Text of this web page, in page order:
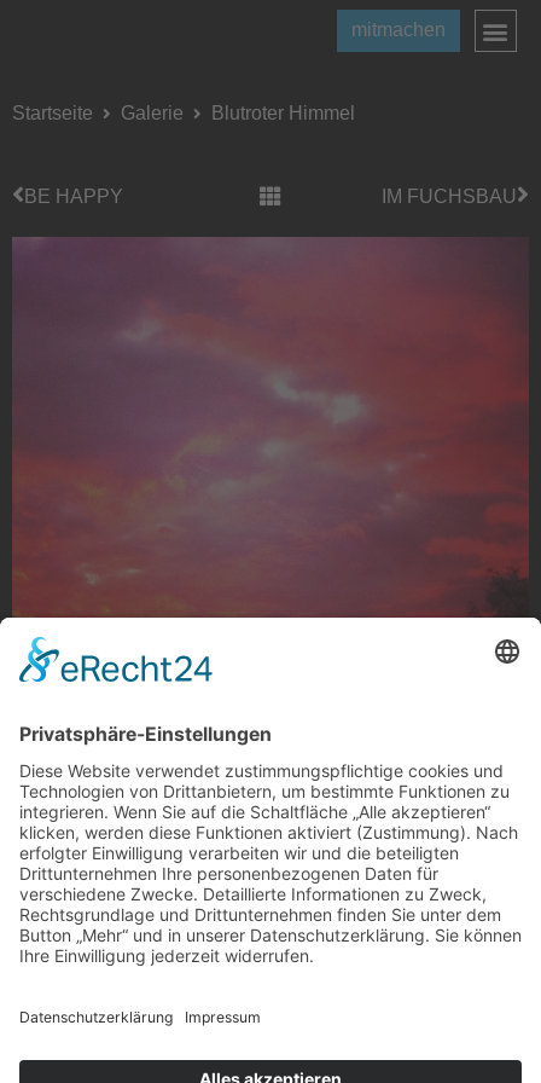
mitmachen
Startseite Galerie Blutroter Himmel
BE HAPPY IM FUCHSBAU
Blutroter Himmel
Morgenröte über der Stadt, Gladbach
Foto: kugelfischblog via Instagram